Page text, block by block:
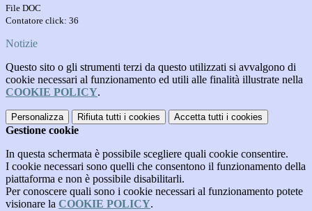
File DOC
Contatore click: 36
Notizie
Questo sito o gli strumenti terzi da questo utilizzati si avvalgono di
cookie necessari al funzionamento ed utili alle finalità illustrate nella
COOKIE POLICY.
Personalizza Rifiuta tutti i cookies Accetta tutti i cookies
Gestione cookie
In questa schermata è possibile scegliere quali cookie consentire.
I cookie necessari sono quelli che consentono il funzionamento della
piattaforma e non è possibile disabilitarli.
Per conoscere quali sono i cookie necessari al funzionamento potete
visionare la COOKIE POLICY.